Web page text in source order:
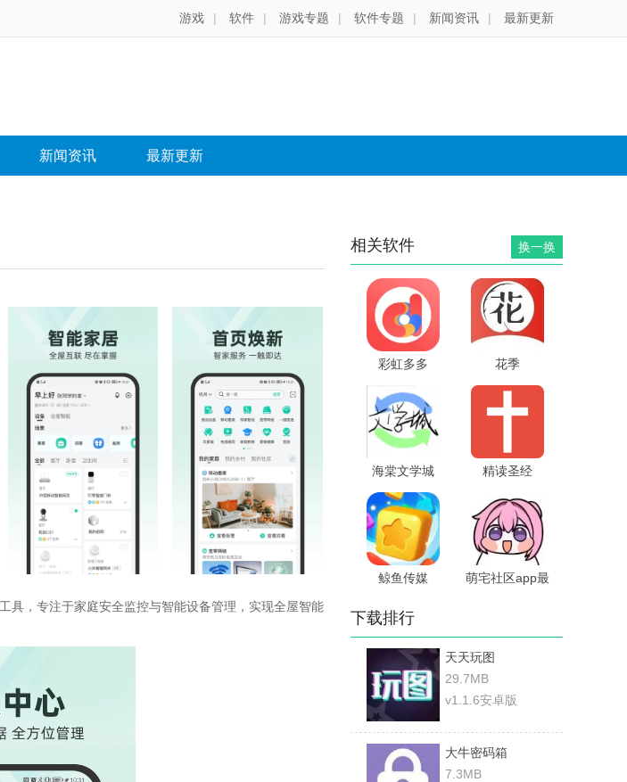
游戏 | 软件 | 游戏专题 | 软件专题 | 新闻资讯 | 最新更新
新闻资讯 最新更新
具，专注于家庭安全监控与智能设备管理，实现全屋智能
换一换
相关软件
彩虹多多 花季
海棠文学城 精读圣经
鲸鱼传媒
萌宅社区app最
下载排行
天天玩图
29.7MB
v1.1.6安卓版
大牛密码箱
7.3MB